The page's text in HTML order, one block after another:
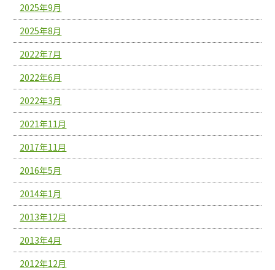
2025年9月
2025年8月
2022年7月
2022年6月
2022年3月
2021年11月
2017年11月
2016年5月
2014年1月
2013年12月
2013年4月
2012年12月